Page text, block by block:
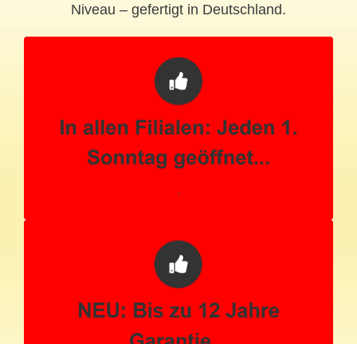
Niveau – gefertigt in Deutschland.